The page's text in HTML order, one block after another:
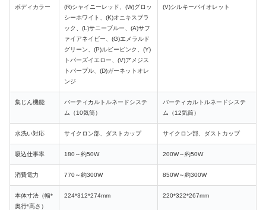
ボディカラー
(R)シャイニーレッド、(W)グロッ
シーホワイト、(K)オニキスブラ
ック、(L)サニーブルー、(A)サフ
ァイアネイビー、(G)エメラルド
グリーン、(P)ルビーピンク、(Y)
トパーズイエロー、(V)アメジス
トパープル、(D)ガーネットオレ
ンジ
(V)シルキーバイオレット
集じん機能
バーティカルトルネードシステ
ム（10気筒）
バーティカルトルネードシステ
ム （12気筒）
水洗い対応 サイクロン部、ダストカップ サイクロン部、ダストカップ
吸込仕事率 180～約50W 200W～約50W
消費電力 770～約300W 850W～約300W
本体寸法（幅*
奥行*高さ）
224*312*274mm 220*322*267mm